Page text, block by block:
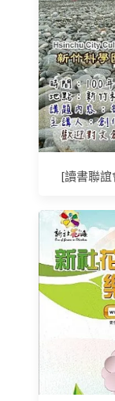
[讀書聯